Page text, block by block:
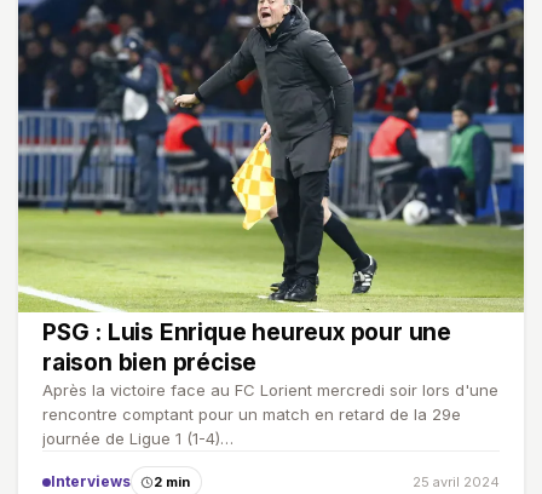
PSG : Luis Enrique heureux pour une
raison bien précise
Après la victoire face au FC Lorient mercredi soir lors d'une
rencontre comptant pour un match en retard de la 29e
journée de Ligue 1 (1-4)…
Interviews 2 min 25 avril 2024